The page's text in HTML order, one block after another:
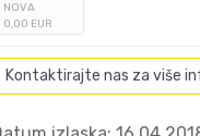
NOVA
0,00 EUR
Kontaktirajte nas za više